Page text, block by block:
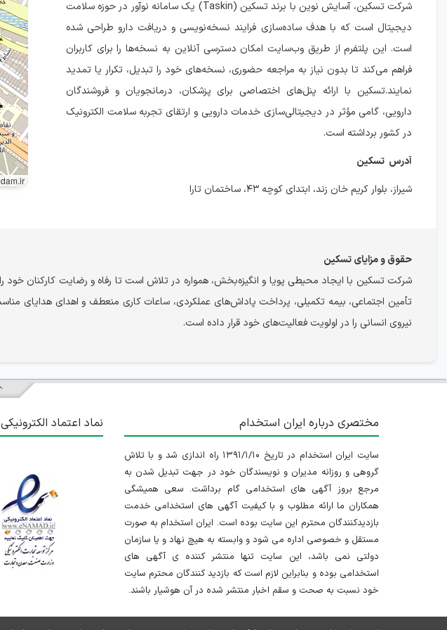
شرکت تسکین، آسایش نوین با برند تسکین (Taskin) یک سامانه نوآور در حوزه سلامت
دیجیتال است که با هدف ساده‌سازی فرایند نسخه‌نویسی و دریافت دارو طراحی شده
است. این پلتفرم از طریق وب‌سایت امکان دسترسی آنلاین به نسخه‌ها را برای کاربران
فراهم می‌کند تا بدون نیاز به مراجعه حضوری، نسخه‌های خود را تبدیل، تکرار یا تمدید
نمایند.تسکین با ارائه پنل‌های اختصاصی برای پزشکان، درمانجویان و فروشندگان
دارویی، گامی مؤثر در دیجیتالی‌سازی خدمات دارویی و ارتقای تجربه سلامت الکترونیک
در کشور برداشته است.
آدرس تسکین
شیراز، بلوار کریم خان زند، ابتدای کوچه ۴۳، ساختمان تارا
حقوق و مزایای تسکین
شرکت تسکین با ایجاد محیطی پویا و انگیزه‌بخش، همواره در تلاش است تا رفاه و رضایت کارکنان خود
تأمین اجتماعی، بیمه تکمیلی، پرداخت پاداش‌های عملکردی، ساعات کاری منعطف و اهدای هدایای
نیروی انسانی را در اولویت فعالیت‌های خود قرار داده است.
مختصری درباره ایران استخدام
سایت ایران استخدام در تاریخ ۱۳۹۱/۱/۱۰ راه اندازی شد و با تلاش
گروهی و روزانه مدیران و نویسندگان خود در جهت تبدیل شدن به
مرجع بروز آگهی های استخدامی گام برداشت. سعی همیشگی
همکاران ما ارائه مطلوب و با کیفیت آگهی های استخدامی خدمت
بازدیدکنندگان محترم این سایت بوده است. ایران استخدام به صورت
مستقل و خصوصی اداره می شود و وابسته به هیچ نهاد و یا سازمان
دولتی نمی باشد، این سایت تنها منتشر کننده ی آگهی های
استخدامی بوده و بنابراین لازم است که بازدید کنندگان محترم سایت
خود نسبت به صحت و سقم اخبار منتشر شده در آن هوشیار باشند.
نماد اعتماد الکترونیکی